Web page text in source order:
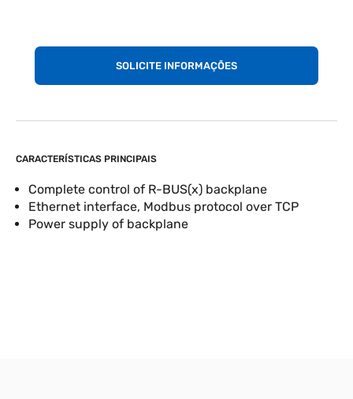
CARACTERÍSTICAS PRINCIPAIS
Complete control of R-BUS(x) backplane
Ethernet interface, Modbus protocol over TCP
Power supply of backplane
SOLICITE INFORMAÇÕES